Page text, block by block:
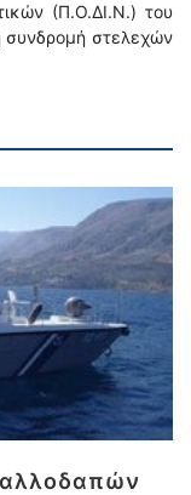
(Π.Ο.ΔΙ.Ν.) του
συνδρομή στελεχών
αλλοδαπών